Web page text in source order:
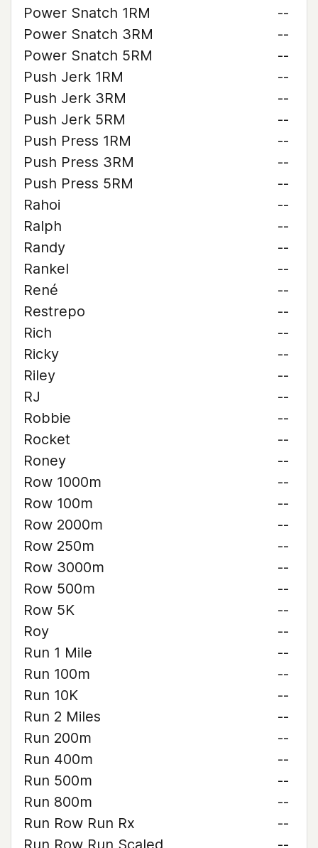
Power Snatch 1RM
--
Power Snatch 3RM
--
Power Snatch 5RM
--
Push Jerk 1RM
--
Push Jerk 3RM
--
Push Jerk 5RM
--
Push Press 1RM
--
Push Press 3RM
--
Push Press 5RM
--
Rahoi
--
Ralph
--
Randy
--
Rankel
--
René
--
Restrepo
--
Rich
--
Ricky
--
Riley
--
RJ
--
Robbie
--
Rocket
--
Roney
--
Row 1000m
--
Row 100m
--
Row 2000m
--
Row 250m
--
Row 3000m
--
Row 500m
--
Row 5K
--
Roy
--
Run 1 Mile
--
Run 100m
--
Run 10K
--
Run 2 Miles
--
Run 200m
--
Run 400m
--
Run 500m
--
Run 800m
--
Run Row Run Rx
--
Run Row Run Scaled
--